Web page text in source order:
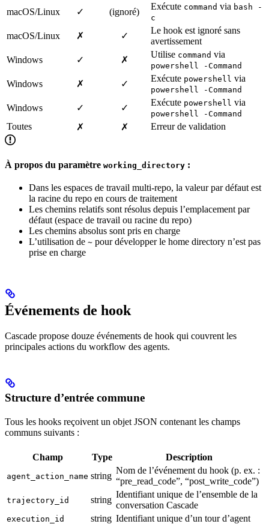
macOS/Linux ✓ (ignoré)
Exécute command via bash -
c
macOS/Linux ✗ ✓
Le hook est ignoré sans
avertissement
Windows
✓ ✗
Utilise command via
powershell -Command
Windows ✗ ✓
Exécute powershell via
powershell -Command
Windows ✓ ✓
Exécute powershell via
powershell -Command
Toutes ✗ ✗ Erreur de validation
À propos du paramètre working_directory :
Dans les espaces de travail multi-repo, la valeur par défaut est
la racine du repo en cours de traitement
Les chemins relatifs sont résolus depuis l’emplacement par
défaut (espace de travail ou racine du repo)
Les chemins absolus sont pris en charge
L’utilisation de ~ pour développer le home directory n’est pas
prise en charge
Événements de hook
Cascade propose douze événements de hook qui couvrent les
principales actions du workflow des agents.
Structure d’entrée commune
Tous les hooks reçoivent un objet JSON contenant les champs
communs suivants :
Champ Type Description
agent_action_name string
Nom de l’événement du hook (p. ex. :
“pre_read_code”, “post_write_code”)
trajectory_id string
Identifiant unique de l’ensemble de la
conversation Cascade
execution_id string Identifiant unique d’un tour d’agent